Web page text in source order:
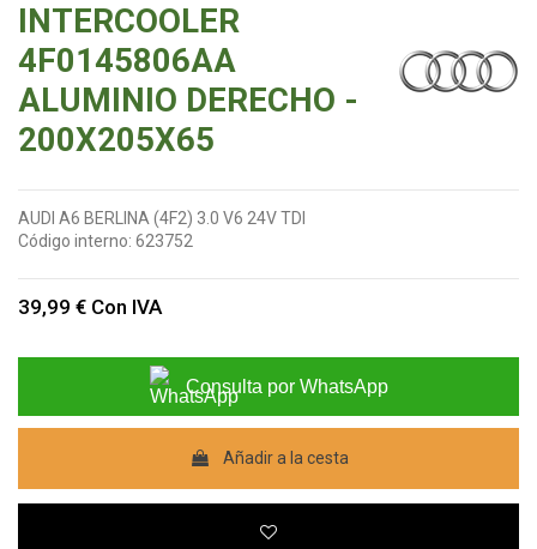
INTERCOOLER
4F0145806AA
ALUMINIO DERECHO -
200X205X65
AUDI A6 BERLINA (4F2) 3.0 V6 24V TDI
Código interno: 623752
39,99 € Con IVA
Consulta por WhatsApp
Añadir a la cesta